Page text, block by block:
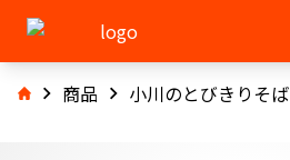
商品 小川のとびきりそば